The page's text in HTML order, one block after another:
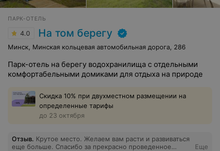
ПАРК-ОТЕЛЬ
4.0 На том берегу
Минск, Минская кольцевая автомобильная дорога, 286
Парк-отель на берегу водохранилища с отдельными
комфортабельными домиками для отдыха на природе
Скидка 10% при двухместном размещении на
определенные тарифы
до 23 октября
Отзыв. Крутое место. Желаем вам расти и развиваться
еще больше. Спасибо за прекрасно проведенное
Еще